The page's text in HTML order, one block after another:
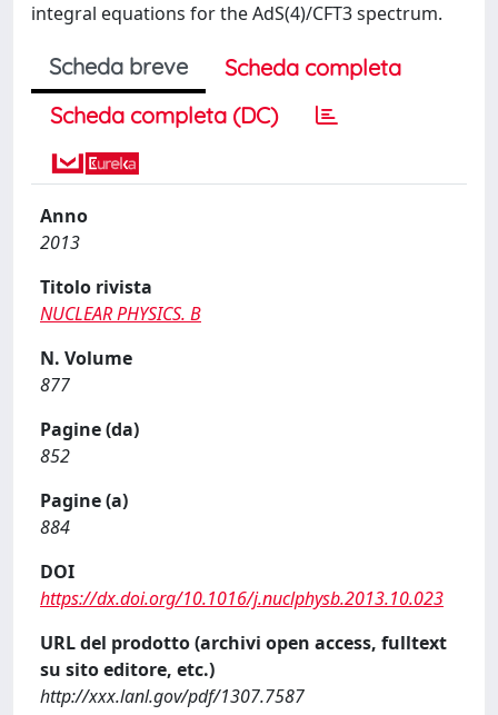
integral equations for the AdS(4)/CFT3 spectrum.
Scheda breve
Scheda completa
Scheda completa (DC)
Anno
2013
Titolo rivista
NUCLEAR PHYSICS. B
N. Volume
877
Pagine (da)
852
Pagine (a)
884
DOI
https://dx.doi.org/10.1016/j.nuclphysb.2013.10.023
URL del prodotto (archivi open access, fulltext
su sito editore, etc.)
http://xxx.lanl.gov/pdf/1307.7587